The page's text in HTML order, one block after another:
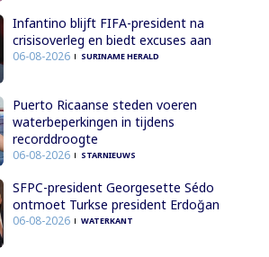
Infantino blijft FIFA-president na
crisisoverleg en biedt excuses aan
06-08-2026 SURINAME HERALD
Puerto Ricaanse steden voeren
waterbeperkingen in tijdens
recorddroogte
06-08-2026 STARNIEUWS
SFPC-president Georgesette Sédo
ontmoet Turkse president Erdoğan
06-08-2026 WATERKANT